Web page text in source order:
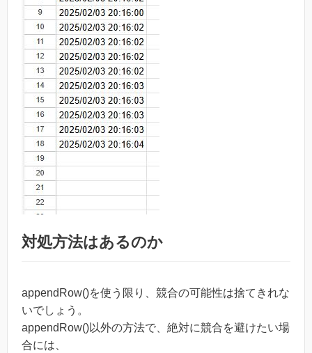
対処方法はあるのか
appendRow()を使う限り、競合の可能性は捨てきれな
いでしょう。
appendRow()以外の方法で、絶対に競合を避けたい場
合には、